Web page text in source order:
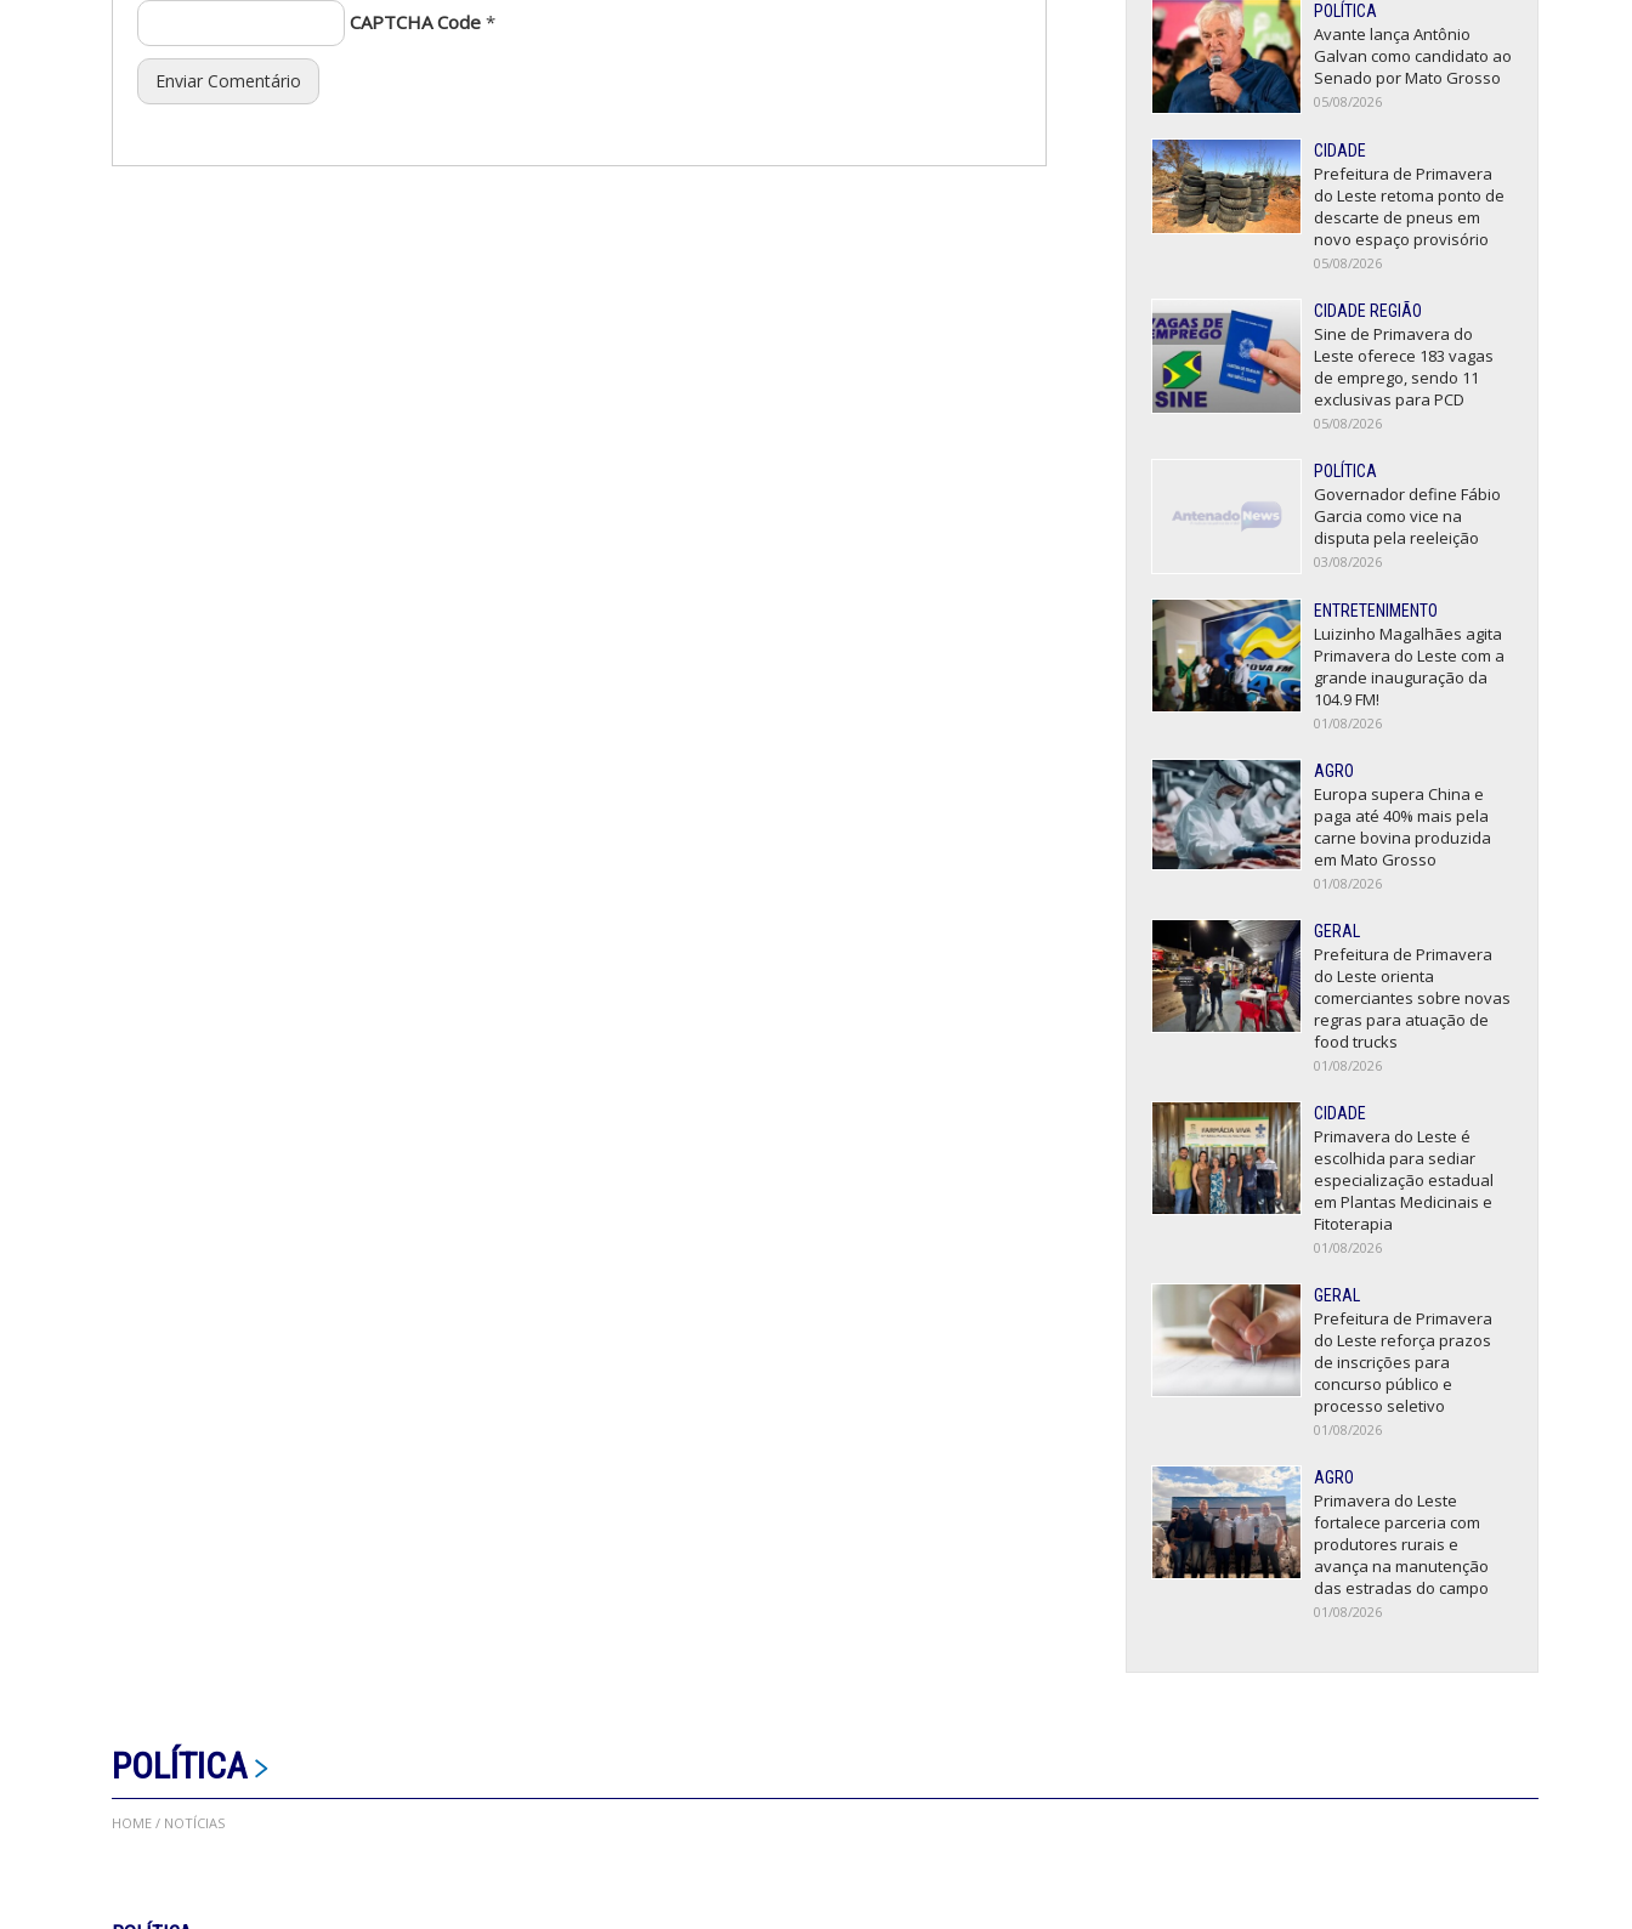
CAPTCHA Code * POLÍTICA
Avante lança Antônio
Galvan como candidato ao
Senado por Mato Grosso
05/08/2026
CIDADE
Prefeitura de Primavera
do Leste retoma ponto de
descarte de pneus em
novo espaço provisório
05/08/2026
CIDADE REGIÃO
Sine de Primavera do
Leste oferece 183 vagas
de emprego, sendo 11
exclusivas para PCD
05/08/2026
POLÍTICA
Governador define Fábio
Garcia como vice na
disputa pela reeleição
03/08/2026
ENTRETENIMENTO
Luizinho Magalhães agita
Primavera do Leste com a
grande inauguração da
104.9 FM!
01/08/2026
AGRO
Europa supera China e
paga até 40% mais pela
carne bovina produzida
em Mato Grosso
01/08/2026
GERAL
Prefeitura de Primavera
do Leste orienta
comerciantes sobre novas
regras para atuação de
food trucks
01/08/2026
CIDADE
Primavera do Leste é
escolhida para sediar
especialização estadual
em Plantas Medicinais e
Fitoterapia
01/08/2026
GERAL
Prefeitura de Primavera
do Leste reforça prazos
de inscrições para
concurso público e
processo seletivo
01/08/2026
AGRO
Primavera do Leste
fortalece parceria com
produtores rurais e
avança na manutenção
das estradas do campo
01/08/2026
POLÍTICA
HOME / NOTÍCIAS